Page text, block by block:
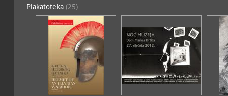
Plakatoteka (25)